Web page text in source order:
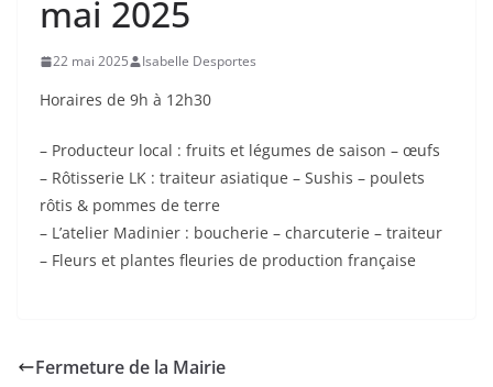
mai 2025
22 mai 2025 Isabelle Desportes
Horaires de 9h à 12h30
– Producteur local : fruits et légumes de saison – œufs
– ⁠Rôtisserie LK : traiteur asiatique – Sushis – poulets
rôtis & pommes de terre
– ⁠L’atelier Madinier : boucherie – charcuterie – traiteur
– ⁠Fleurs et plantes fleuries de production française
Fermeture de la Mairie